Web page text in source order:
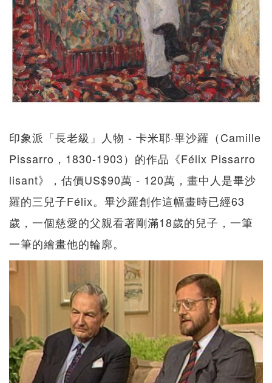
印象派「長老級」人物 - 卡米耶·畢沙羅（Camille
Pissarro，1830-1903）的作品《Félix Pissarro
lisant》，估價US$90萬 - 120萬，畫中人是畢沙
羅的三兒子Félix。畢沙羅創作這幅畫時已經63
歲，一個慈愛的父親看著剛滿18歲的兒子，一筆
一筆的繪畫他的輪廓。